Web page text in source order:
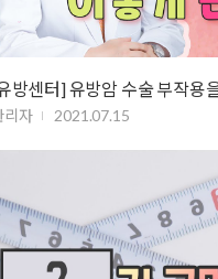
방센터] 유방암 수술 부작용
리자 2021.07.15